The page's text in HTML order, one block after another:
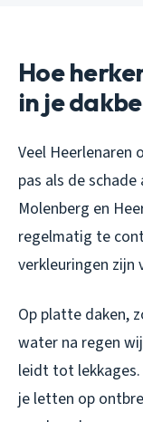
Hoe
in je
Veel Heerlenaren
pas als de
Molenberg en
regelmatig te
verkleuringen zijn
Op platte daken,
water na regen
leidt tot
je letten op